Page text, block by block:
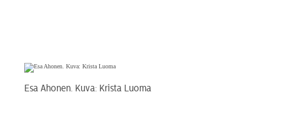
Esa Ahonen. Kuva: Krista Luoma